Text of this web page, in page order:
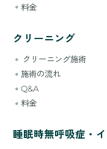
料金
クリーニング
クリーニング施術
施術の流れ
Q&A
料金
睡眠時無呼吸症・